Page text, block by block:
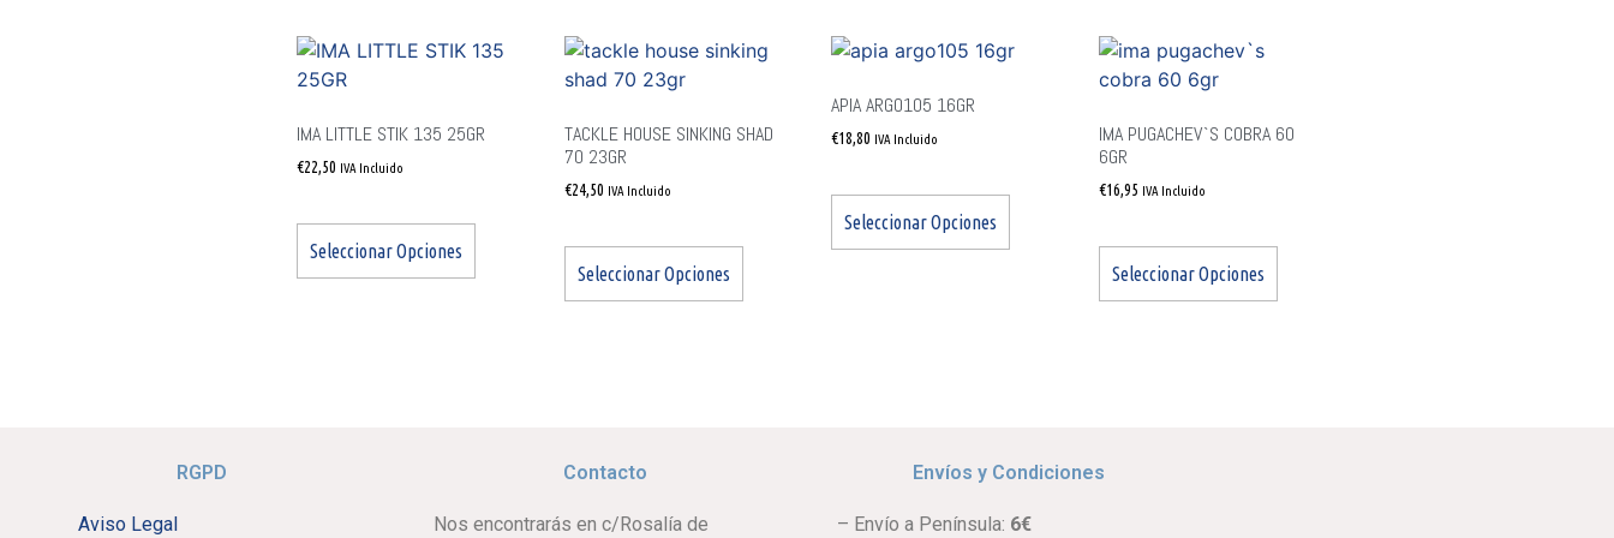
IMA LITTLE STIK 135 25GR
€22,50 IVA Incluido
Seleccionar Opciones
TACKLE HOUSE SINKING SHAD
70 23GR
€24,50 IVA Incluido
Seleccionar Opciones
APIA ARGO105 16GR
€18,80 IVA Incluido
Seleccionar Opciones
IMA PUGACHEV`S COBRA 60
6GR
€16,95 IVA Incluido
Seleccionar Opciones
RGPD
Aviso Legal
Contacto
Nos encontrarás en c/Rosalía de
Envíos y Condiciones
– Envío a Península: 6€